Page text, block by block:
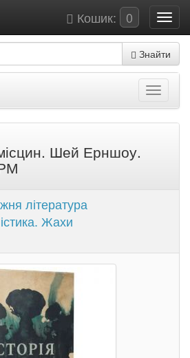
Кошик: 0
Знайти
місцин. Шей Ерншоу.
література
Жахи